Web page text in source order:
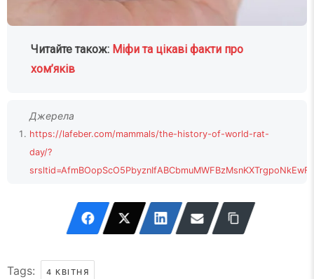
Читайте також: Міфи та цікаві факти про
хом’яків
https://lafeber.com/mammals/the-history-of-world-rat-
day/?
Tags: 4 КВІТНЯ